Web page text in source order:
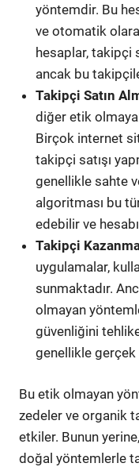
yöntemdir. Bu
ve otomatik
hesaplar, takipçi
ancak bu
Takipçi Satın
diğer etik
Birçok internet
takipçi satışı
genellikle sahte
algoritması bu
edebilir ve
Takipçi
uygulamalar,
sunmaktadır.
olmayan
güvenliğini
genellikle
Bu etik olmayan
zedeler ve organik
etkiler. Bunun
doğal yöntemlerle